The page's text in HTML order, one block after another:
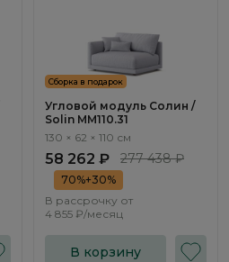
Сборка в подарок
Угловой модуль Солин /
Solin ММ110.31
130 × 62 × 110 см
58 262 ₽ 277 438 ₽
70%+30%
В рассрочку от
4 855 ₽/месяц
В корзину